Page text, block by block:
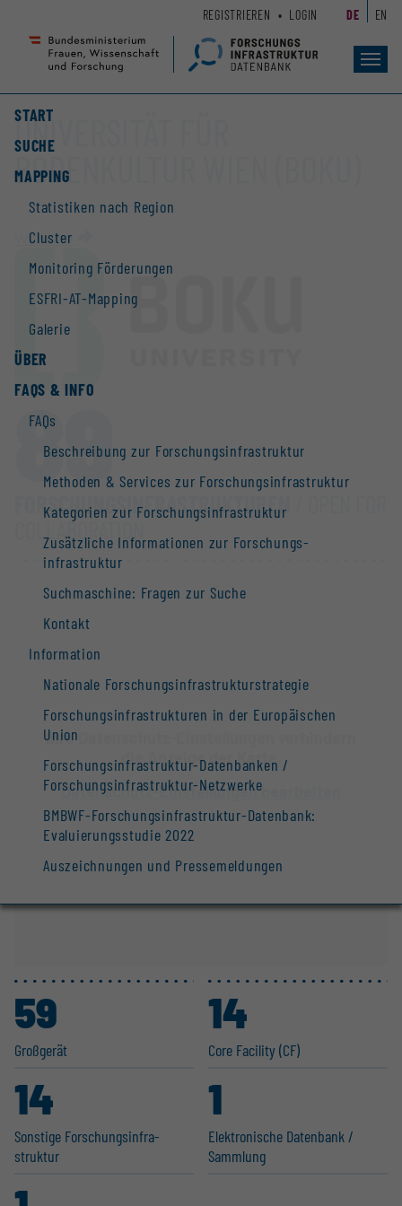
Seiteninhalt
Accesskey
Hauptnavigation
Accesskey
START
SUCHE
MAPPING
Statistiken nach Region
Cluster
Monitoring Förderungen
ESFRI-AT-Mapping
Galerie
ÜBER
FAQS & INFO
FAQs
Beschreibung zur Forschungs­infrastruktur
Methoden & Services zur Forschungs­infrastruktur
Kategorien zur Forschungs­infrastruktur
Zusätzliche Informationen zur Forschungs­
infrastruktur
Suchmaschine: Fragen zur Suche
Kontakt
Information
Nationale Forschungs­infrastruktur­strategie
Forschungs­infrastrukturen in der Europäischen
Union
Forschungs­infrastruktur-Datenbanken /
Forschungs­infrastruktur-Netzwerke
BMBWF-Forschungsinfrastruktur-Datenbank:
Evaluierungsstudie 2022
Auszeichnungen und Pressemeldungen
REGISTRIEREN LOGIN DE EN
UNIVERSITÄT FÜR
BODENKULTUR WIEN (BOKU)
Website
89
FORSCHUNGS­INFRASTRUKTUREN
COLLABORATION
Ihre Datenschutz-Einstellungen verhindern
die Anzeige der Karte.
Datenschutz-Einstellungen bearbeiten
Großgerät
59
Core Facility (CF)
14
Sonstige Forschungs­in­fra­
struktur
14
Elektro­nische Datenbank /
Sammlung
1